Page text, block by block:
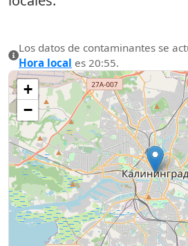
Los datos de contaminantes se
Hora local es 20:55.
+
−